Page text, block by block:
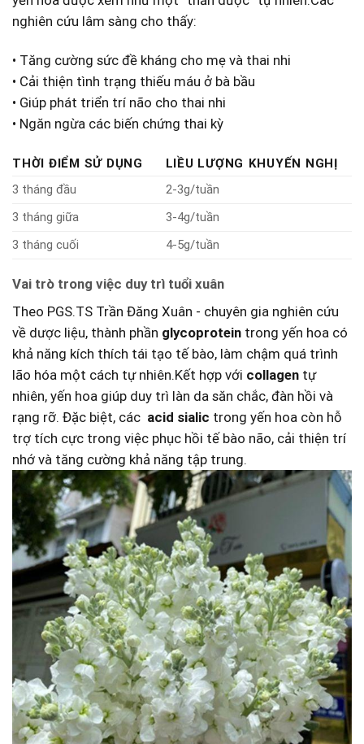
nghiên cứu lâm sàng cho‍ thấy:
• Tăng cường sức đề ‌kháng⁤ cho mẹ và thai nhi
• Cải ‍thiện tình trạng thiếu máu ở bà bầu
•‌ Giúp phát​ triển trí⁢ não cho thai nhi
• Ngăn ngừa các biến chứng thai kỳ
THỜI‍ ĐIỂM SỬ DỤNG
LIỀU LƯỢNG ⁢KHUYẾN NGHỊ
3 tháng đầu
2-3g/tuần
3 ​tháng giữa
3-4g/tuần
3 tháng cuối
4-5g/tuần
Vai trò trong việc⁢ duy⁤ trì tuổi xuân
Theo PGS.TS​ Trần Đăng Xuân ‍-‌ chuyên gia nghiên cứu
về‌ dược liệu, thành ‍phần glycoprotein trong yến hoa có
khả năng kích thích tái tạo tế bào, ​làm chậm⁣ quá trình
⁤lão hóa một ⁣cách tự nhiên.Kết hợp với⁢ collagen tự⁤
nhiên, yến hoa giúp duy trì ​làn da⁣ săn chắc, đàn hồi và⁤
rạng rỡ. Đặc biệt, các ⁤ acid sialic trong yến hoa còn hỗ
trợ tích cực trong‌ việc phục hồi ‍tế bào ⁤não, cải‌ thiện ‌trí
nhớ và ⁣tăng cường khả năng tập trung.